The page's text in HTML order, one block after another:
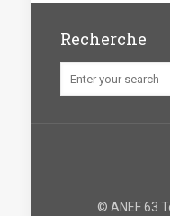
Recherche
© ANEF 63